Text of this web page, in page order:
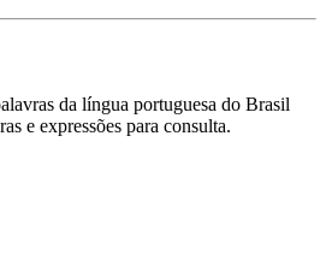
da língua portuguesa do Brasil
e expressões para consulta.